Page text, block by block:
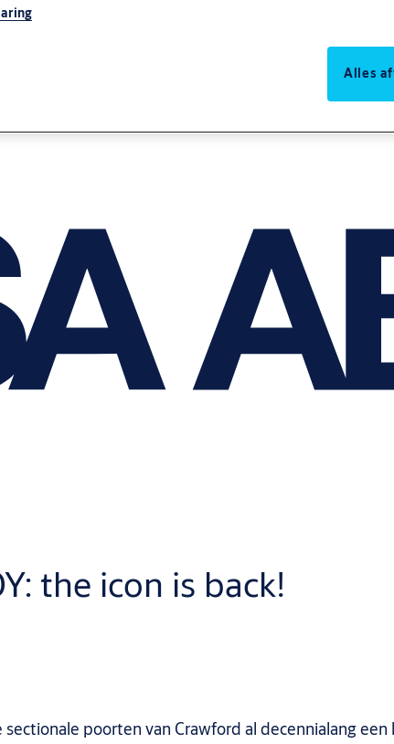
the icon is back!
poorten van Crawford al decennialang
Alles